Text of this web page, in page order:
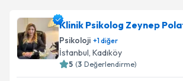
Klinik Psikolog Zeynep
Psikoloji +1diğer
İstanbul , Kadıköy
5 (3 Değerlendirme)